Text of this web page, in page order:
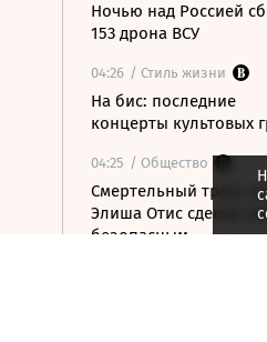
Ночью над Россией
153 дрона ВСУ
04:26 / Стиль жизни
На бис: последние
концерты культовых
04:25 / Общество
Смертельный трюк:
Элиша Отис сделал
безопасным